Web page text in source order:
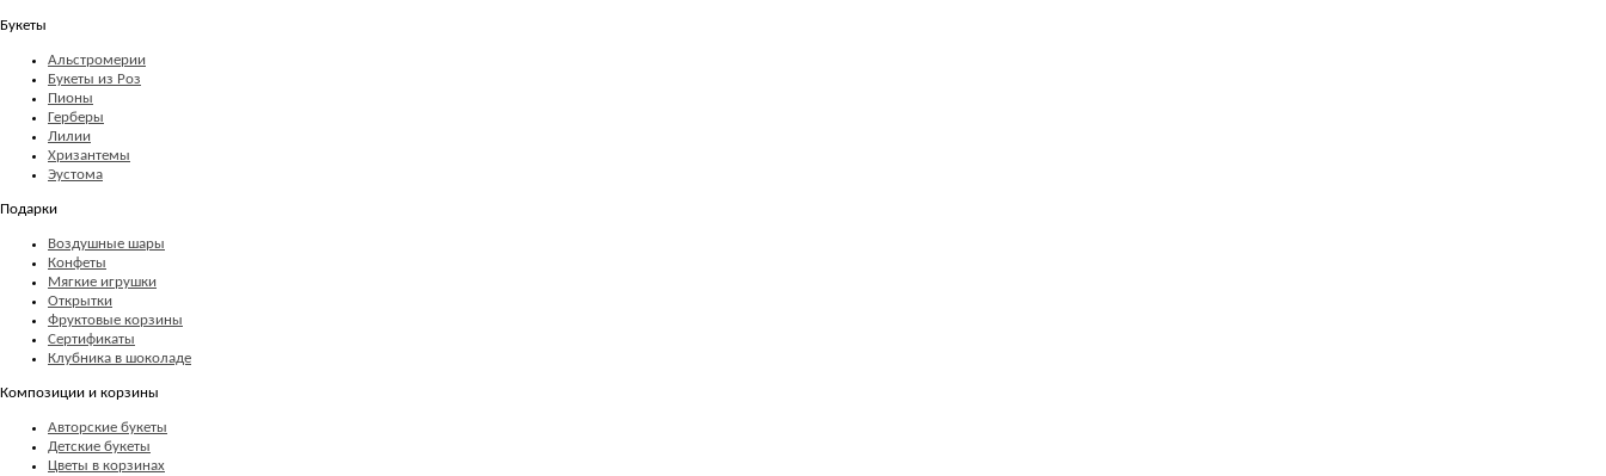
Букеты
Альстромерии
Букеты из Роз
Пионы
Герберы
Лилии
Хризантемы
Эустома
Подарки
Воздушные шары
Конфеты
Мягкие игрушки
Открытки
Фруктовые корзины
Сертификаты
Клубника в шоколаде
Композиции и корзины
Авторские букеты
Детские букеты
Цветы в корзинах